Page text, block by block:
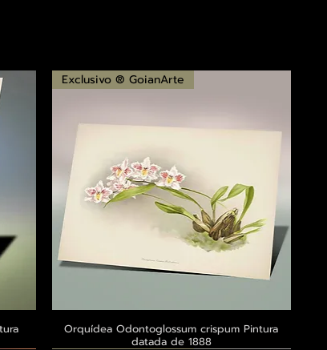
Visualização rápida
Exclusivo ® GoianArte
Orquídea Odontoglossum crispum Pintura
datada de 1888